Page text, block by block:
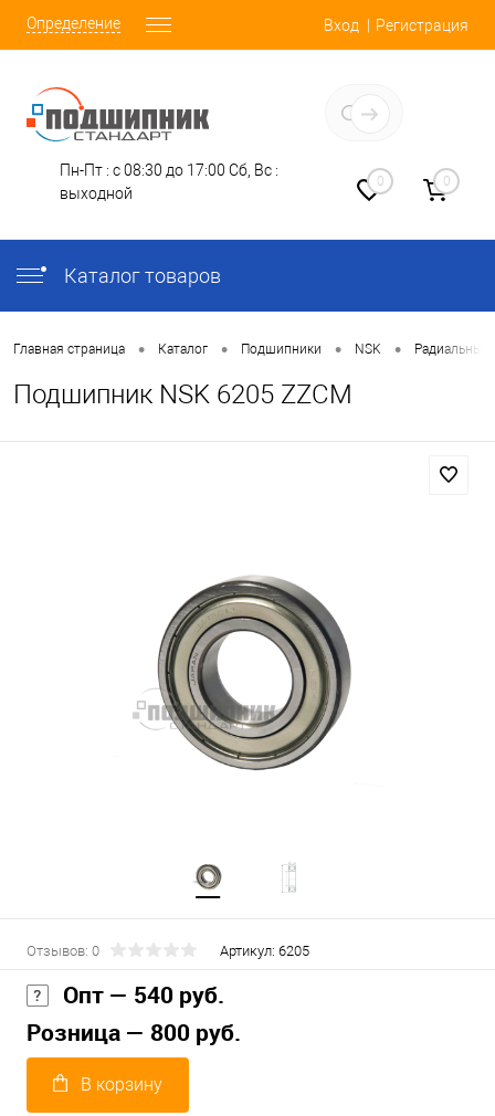
Определение Вход Регистрация
Пн-Пт : с 08:30 до 17:00 Сб, Вс :
выходной
0 0
Каталог товаров
Главная страница • Каталог • Подшипники • NSK •
Подшипник NSK 6205 ZZCM
Отзывов: 0 Артикул: 6205
Опт — 540 руб.
Розница — 800 руб.
В корзину